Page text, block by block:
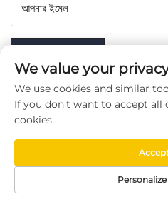
আপনার ইমেল
আমাদের অনুসরণ করুন
Copyright © Taizhou Chenran
Ltd. -
We value your
We use cookies and similar
If you don't want to accept all
cookies.